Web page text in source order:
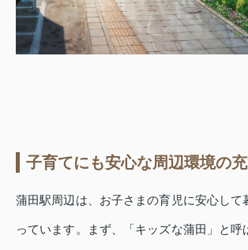
子育てにも安心な周辺環境の
蒲田駅周辺は、お子さまの育児に安心して
っています。まず、「キッズな蒲田」と呼